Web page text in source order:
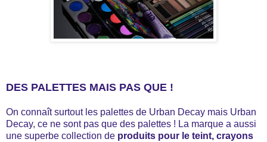
DES PALETTES MAIS PAS QUE !
On connaît surtout les palettes de Urban Decay mais Urban
Decay, ce ne sont pas que des palettes ! La marque a aussi
une superbe collection de produits pour le teint, crayons